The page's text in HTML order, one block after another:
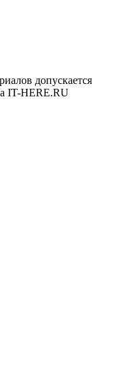
допускается
IT-HERE.RU